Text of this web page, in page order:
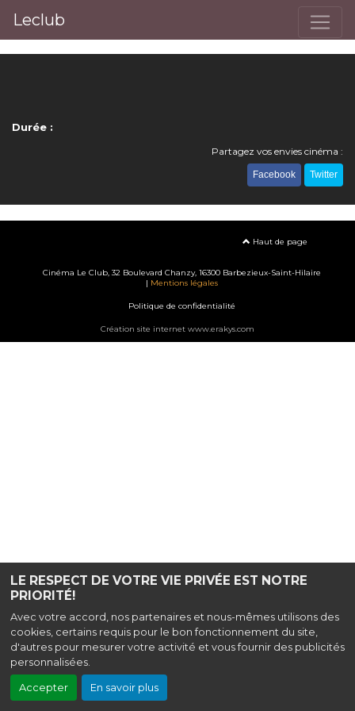
LE RESPECT DE VOTRE VIE PRIVÉE EST NOTRE
PRIORITÉ!
Avec votre accord, nos partenaires et nous-mêmes utilisons des
cookies, certains requis pour le bon fonctionnement du site,
d'autres pour mesurer votre activité et vous fournir des publicités
personnalisées.
Accepter En savoir plus
Leclub
Durée :
Partagez vos envies cinéma :
Facebook Twitter
Haut de page
Cinéma Le Club, 32 Boulevard Chanzy, 16300 Barbezieux-Saint-Hilaire
| Mentions légales
Politique de confidentialité
Création site internet www.erakys.com